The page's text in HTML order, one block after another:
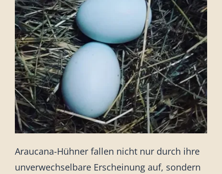
Araucana-Hühner fallen nicht nur durch ihre
unverwechselbare Erscheinung auf, sondern